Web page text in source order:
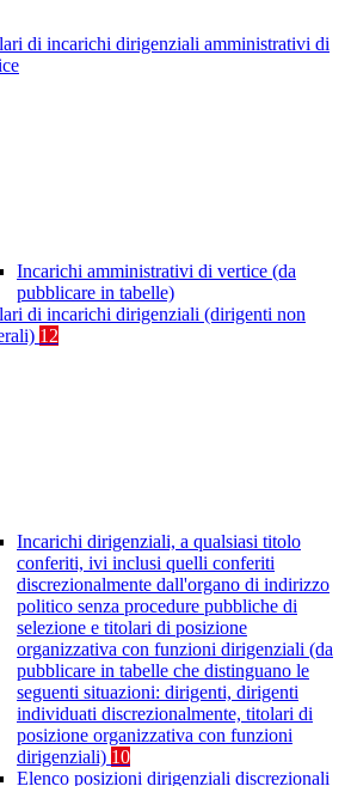
di incarichi dirigenziali amministrativi di
Incarichi amministrativi di vertice (da
pubblicare in tabelle)
di incarichi dirigenziali (dirigenti non
12
Incarichi dirigenziali, a qualsiasi titolo
conferiti, ivi inclusi quelli conferiti
discrezionalmente dall'organo di indirizzo
politico senza procedure pubbliche di
selezione e titolari di posizione
organizzativa con funzioni dirigenziali (da
pubblicare in tabelle che distinguano le
seguenti situazioni: dirigenti, dirigenti
individuati discrezionalmente, titolari di
posizione organizzativa con funzioni
dirigenziali) 10
Elenco posizioni dirigenziali discrezionali